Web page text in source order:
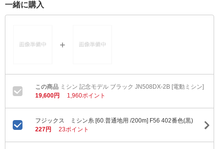
一緒に購入
ミシン 記念モデル ブラック JN508DX-2B [電動ミシン]
19,600円
1,960ポイント
フジックス ミシン糸 [60.普通地用 /200m] F56 402番色(黒)
227円
23ポイント